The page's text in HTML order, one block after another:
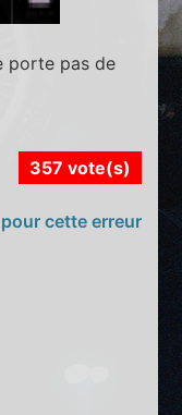
porte pas de
357 vote(s)
cette erreur